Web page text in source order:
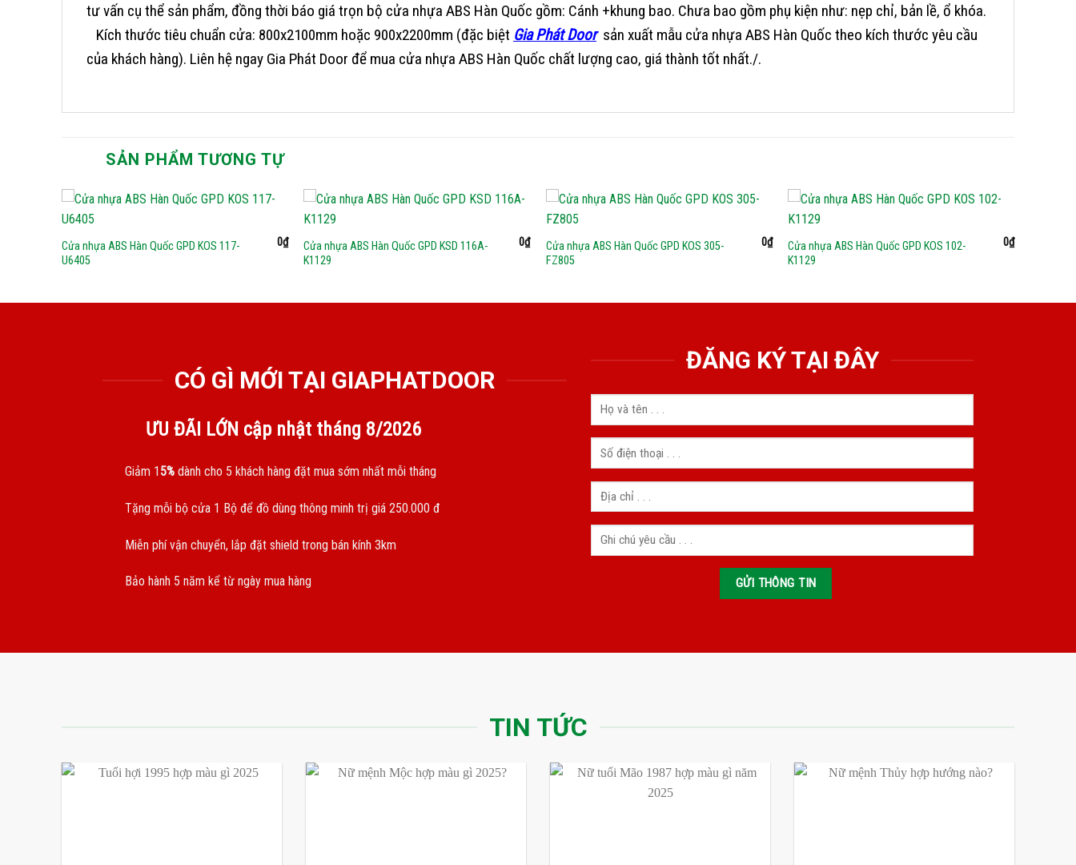
tư vấn cụ thể sản phẩm, đồng thời báo giá trọn bộ cửa nhựa ABS Hàn Quốc gồm: Cánh +khung bao. Chưa bao gồm phụ kiện như: nẹp chỉ, bản lề, ổ khóa.
Kích thước tiêu chuẩn cửa: 800x2100mm hoặc 900x2200mm (đặc biệt Gia Phát Doorsản xuất mẫu cửa nhựa ABS Hàn Quốc theo kích thước yêu cầu
của khách hàng). Liên hệ ngay Gia Phát Door để mua cửa nhựa ABS Hàn Quốc chất lượng cao, giá thành tốt nhất./.
SẢN PHẨM TƯƠNG TỰ
Cửa nhựa ABS Hàn Quốc GPD KOS 117-
U6405
0₫
Cửa nhựa ABS Hàn Quốc GPD KSD 116A-
K1129
0₫
Cửa nhựa ABS Hàn Quốc GPD KOS 305-
FZ805
0₫
Cửa nhựa ABS Hàn Quốc GPD KOS 102-
K1129
0₫
CÓ GÌ MỚI TẠI GIAPHATDOOR
ƯU ĐÃI LỚN cập nhật tháng 8/2026
Giảm 15%dành cho 5 khách hàng đặt mua sớm nhất mỗi tháng
Tặng mỗi bộ cửa 1 Bộ để đồ dùng thông minh trị giá 250.000 đ
Miễn phí vận chuyển, lắp đặt shield trong bán kính 3km
Bảo hành 5 năm kể từ ngày mua hàng
ĐĂNG KÝ TẠI ĐÂY
TIN TỨC